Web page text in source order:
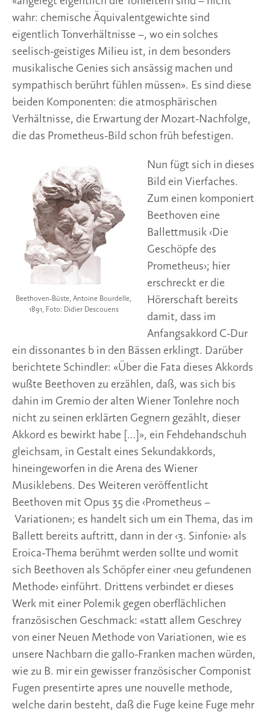
wahr: chemische Äquivalentgewichte sind
eigentlich Tonverhältnisse –, wo ein solches
seelisch-geistiges Milieu ist, in dem besonders
musikalische Genies sich ansässig machen und
sympathisch berührt fühlen müssen». Es sind diese
beiden Komponenten: die atmosphärischen
Verhältnisse, die Erwartung der Mozart-Nachfolge,
die das Prometheus-Bild schon früh befestigen.
Beethoven-Büste, Antoine Bourdelle,
1891, Foto: Didier Descouens
Nun fügt sich in dieses
Bild ein Vierfaches.
Zum einen komponiert
Beethoven eine
Ballettmusik ‹Die
Geschöpfe des
Prometheus›; hier
erschreckt er die
Hörerschaft bereits
damit, dass im
Anfangsakkord C-Dur
ein dissonantes b in den Bässen erklingt. Darüber
berichtete Schindler: «Über die Fata dieses Akkords
wußte Beethoven zu erzählen, daß, was sich bis
dahin im Gremio der alten Wiener Tonlehre noch
nicht zu seinen erklärten Gegnern gezählt, dieser
Akkord es bewirkt habe […]», ein Fehdehandschuh
gleichsam, in Gestalt eines Sekundakkords,
hineingeworfen in die Arena des Wiener
Musiklebens. Des Weiteren veröffentlicht
Beethoven mit Opus 35 die ‹Prometheus –
Variationen›; es handelt sich um ein Thema, das im
Ballett bereits auftritt, dann in der ‹3. Sinfonie› als
Eroica-Thema berühmt werden sollte und womit
sich Beethoven als Schöpfer einer ‹neu gefundenen
Methode› einführt. Drittens verbindet er dieses
Werk mit einer Polemik gegen oberflächlichen
französischen Geschmack: «statt allem Geschrey
von einer Neuen Methode von Variationen, wie es
unsere Nachbarn die gallo-Franken machen würden,
wie zu B. mir ein gewisser französischer Componist
Fugen presentirte apres une nouvelle methode,
welche darin besteht, daß die Fuge keine Fuge mehr